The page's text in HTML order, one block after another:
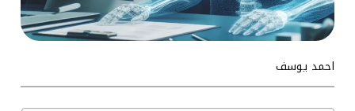
احمد يوسف